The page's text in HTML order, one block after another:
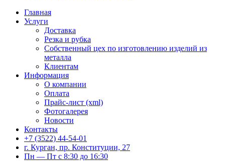
Главная
Услуги
Доставка
Резка и рубка
Собственный цех по изготовлению изделий из
металла
Клиентам
Информация
О компании
Оплата
Прайс-лист (xml)
Фотогалерея
Новости
Контакты
+7 (3522) 44-54-01
г. Курган, пр. Конституции, 27
Пн — Пт с 8:30 до 16:30